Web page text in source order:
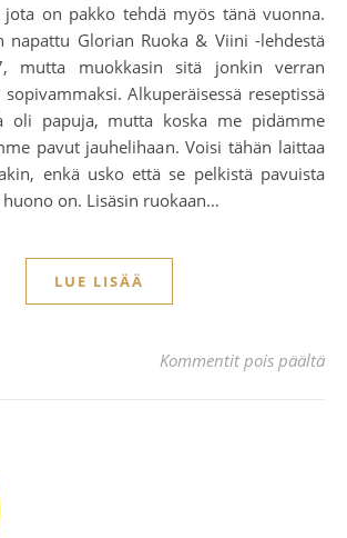
jota on pakko tehdä myös tänä vuonna.
napattu Glorian Ruoka & Viini -lehdestä
mutta muokkasin sitä jonkin verran
Alkuperäisessä reseptissä
oli papuja, mutta koska me pidämme
pavut jauhelihaan. Voisi tähän laittaa
enkä usko että se pelkistä pavuista
on. Lisäsin ruokaan…
LUE LISÄÄ
Kommentit pois päältä